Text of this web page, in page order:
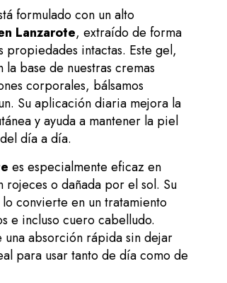
formulado con un alto
Lanzarote, extraído de forma
propiedades intactas. Este gel,
base de nuestras cremas
corporales, bálsamos
Su aplicación diaria mejora la
y ayuda a mantener la piel
día a día.
es especialmente eficaz en
o dañada por el sol. Su
convierte en un tratamiento
e incluso cuero cabelludo.
absorción rápida sin dejar
para usar tanto de día como de